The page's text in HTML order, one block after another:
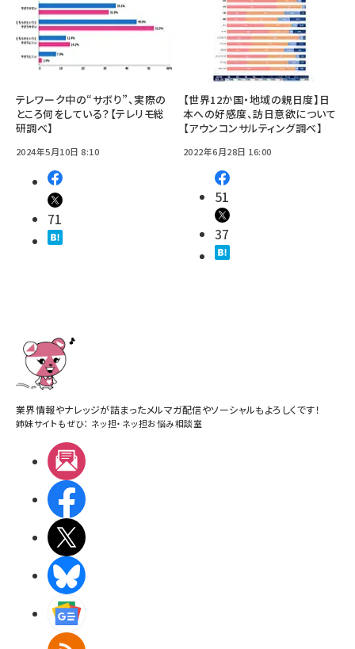
テレワーク中の“サボり”、実際の
ところ何をしている？【テレリモ総
研調べ】
2024年5月10日 8:10
71
【世界12か国・地域の親日度】日
本への好感度、訪日意欲について
【アウンコンサルティング調べ】
2022年6月28日 16:00
51
37
業界情報やナレッジが詰まったメルマガ配信やソーシャルもよろしくです！
姉妹サイトもぜひ： ネッ担・ ネッ担お悩み相談室